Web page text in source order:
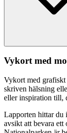
Vykort med
Vykort med
skriven hälsning
eller inspiration till,
Lapporten hittar du
avsikt att bevara ett